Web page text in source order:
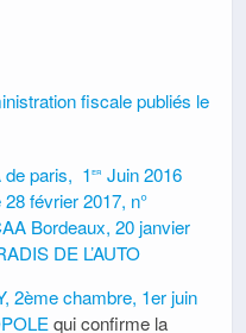
fiscale publiés le
de paris, 1er Juin 2016
février 2017, n°
Bordeaux, 20 janvier
DE L’AUTO
2ème chambre, 1er juin
qui confirme la